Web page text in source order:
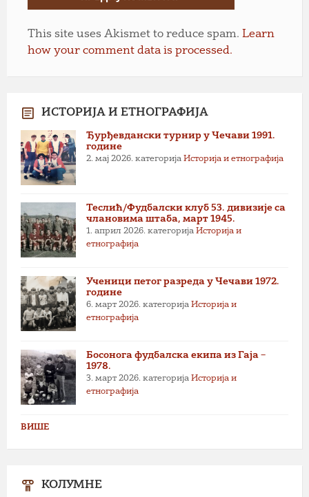
This site uses Akismet to reduce spam. Learn
how your comment data is processed.
ИСТОРИЈА И ЕТНОГРАФИЈА
Ђурђевдански турнир у Чечави 1991.
године
2. мај 2026. категорија Историја и етнографија
Теслић/Фудбалски клуб 53. дивизије са
члановима штаба, март 1945.
1. април 2026. категорија Историја и
етнографија
Ученици петог разреда у Чечави 1972.
године
6. март 2026. категорија Историја и
етнографија
Босонога фудбалска екипа из Гаја –
1978.
3. март 2026. категорија Историја и
етнографија
ВИШЕ
КОЛУМНЕ